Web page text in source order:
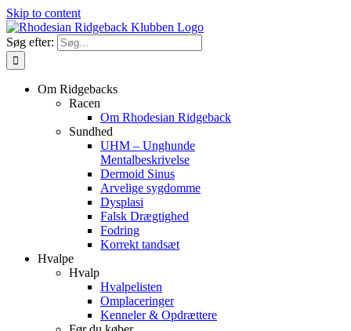
Skip to content
Søg efter:
Om Ridgebacks
Racen
Om Rhodesian Ridgeback
Sundhed
UHM – Unghunde
Mentalbeskrivelse
Dermoid Sinus
Arvelige sygdomme
Dysplasi
Falsk Drægtighed
Fodring
Korrekt tandsæt
Hvalpe
Hvalp
Hvalpelisten
Omplaceringer
Kenneler & Opdrættere